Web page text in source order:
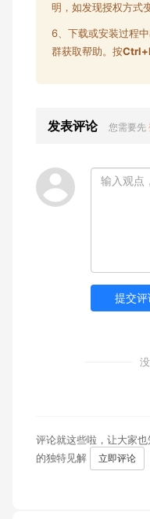
明，如发现授权方式
6、下载或安装过程
群获取帮助。按
发表评论 您需要先
提交评
评论就这些啦，让大家
的独特见解
立即评论